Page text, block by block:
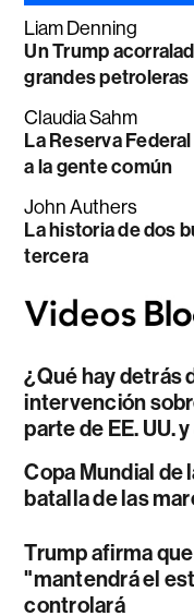
Liam Denning
Un Trump
grandes petroleras
Claudia Sahm
La Reserva
a la gente común
John Authers
La historia de dos
tercera
¿Qué hay detrás
intervención
parte de EE. UU.
Copa Mundial de
batalla de las
Trump afirma que
"mantendrá el
controlará